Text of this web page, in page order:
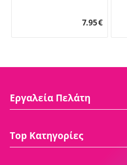
7.95€
Εργαλεία Πελάτη
Top Κατηγορίες